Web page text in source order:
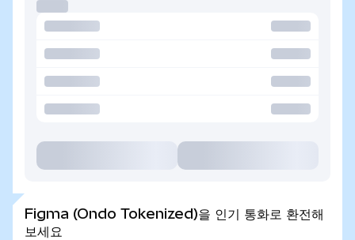
Figma (Ondo Tokenized)을 인기 통화로 환전해
보세요